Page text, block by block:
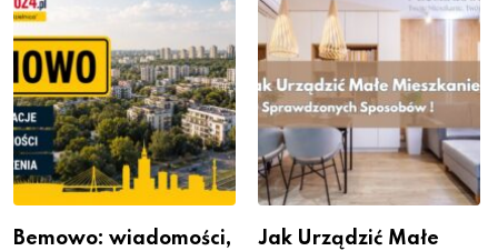
Bemowo: wiadomości,
Jak Urządzić Małe